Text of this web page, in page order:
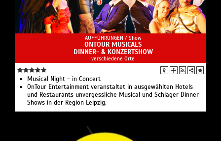
AUFFÜHRUNGEN / Show
ONTOUR MUSICALS
DINNER- & KONZERTSHOW
verschiedene Orte
Musical Night - in Concert
OnTour Entertainment veranstaltet in ausgewählten Hotels
und Restaurants unvergessliche Musical und Schlager Dinner
Shows in der Region Leipzig.